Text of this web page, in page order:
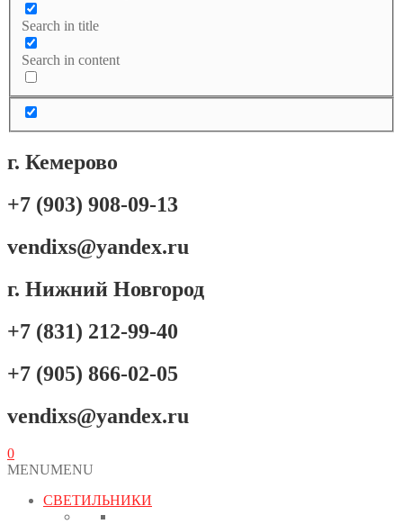
Search in title
Search in content
г. Кемерово
+7 (903) 908-09-13
vendixs@yandex.ru
г. Нижний Новгород
+7 (831) 212-99-40
+7 (905) 866-02-05
vendixs@yandex.ru
0
MENUMENU
СВЕТИЛЬНИКИ